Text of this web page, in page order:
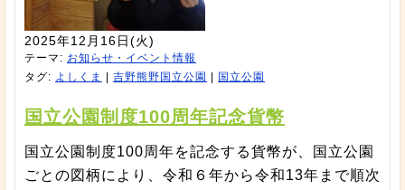
2025年12月16日(火)
テーマ: お知らせ・イベント情報
タグ: よしくま 吉野熊野国立公園 国立公園
国立公園制度100周年記念貨幣
国立公園制度100周年を記念する貨幣が、国立公園
ごとの図柄により、令和６年から令和13年まで順次